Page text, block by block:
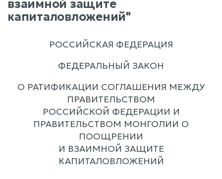
взаимной защите
капиталовложений"
РОССИЙСКАЯ ФЕДЕРАЦИЯ
ФЕДЕРАЛЬНЫЙ ЗАКОН
О РАТИФИКАЦИИ СОГЛАШЕНИЯ МЕЖДУ
ПРАВИТЕЛЬСТВОМ
РОССИЙСКОЙ ФЕДЕРАЦИИ И
ПРАВИТЕЛЬСТВОМ МОНГОЛИИ О
ПООЩРЕНИИ
И ВЗАИМНОЙ ЗАЩИТЕ
КАПИТАЛОВЛОЖЕНИЙ